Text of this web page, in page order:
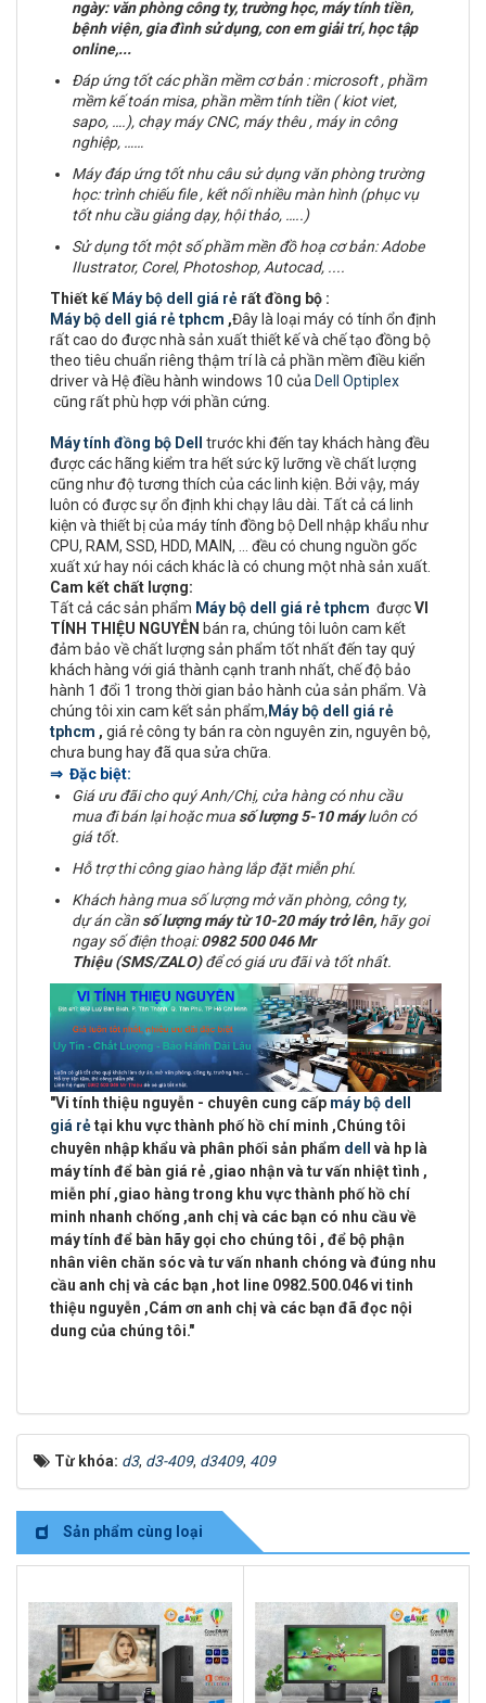
ngày: văn phòng công ty, trường học, máy tính tiền,
bệnh viện, gia đình sử dụng, con em giải trí, học tập
online,...
Đáp ứng tốt các phần mềm cơ bản : microsoft , phầm
mềm kế toán misa, phần mềm tính tiền ( kiot viet,
sapo, ….), chạy máy CNC, máy thêu , máy in công
nghiệp, ……
Máy đáp ứng tốt nhu câu sử dụng văn phòng trường
học: trình chiếu file , kết nối nhiều màn hình (phục vụ
tốt nhu cầu giảng dạy, hội thảo, …..)
Sử dụng tốt một số phầm mền đồ hoạ cơ bản:Adobe
IIustrator, Corel, Photoshop, Autocad, ....
Thiết kế Máy bộ dell giá rẻ rất đồng bộ :
Máy bộ dell giá rẻ tphcm ,Đây là loại máy có tính ổn định
rất cao do được nhà sản xuất thiết kế và chế tạo đồng bộ
theo tiêu chuẩn riêng thậm trí là cả phần mềm điều kiển
driver và Hệ điều hành windows 10 của Dell Optiplex
cũng rất phù hợp với phần cứng.
Máy tính đồng bộ Dell
trước khi đến tay khách hàng đều
được các hãng kiểm tra hết sức kỹ lưỡng về chất lượng
cũng như độ tương thích của các linh kiện. Bởi vậy, máy
luôn có được sự ổn định khi chạy lâu dài. Tất cả cá linh
kiện và thiết bị của máy tính đồng bộ Dell nhập khẩu như
CPU, RAM, SSD, HDD, MAIN, ... đều có chung nguồn gốc
xuất xứ hay nói cách khác là có chung một nhà sản xuất.
Cam kết chất lượng:
Tất cả các sản phẩm Máy bộ dell giá rẻ tphcm đượcVI
TÍNH THIỆU NGUYỄN bán ra, chúng tôi luôn cam kết
đảm bảo về chất lượng sản phẩm tốt nhất đến tay quý
khách hàng với giá thành cạnh tranh nhất, chế độ bảo
hành 1 đổi 1 trong thời gian bảo hành của sản phẩm. Và
chúng tôi xin cam kết sản phẩm, Máy bộ dell giá rẻ
tphcm , giá rẻ công ty bán ra còn nguyên zin, nguyên bộ,
chưa bung hay đã qua sửa chữa.
⇒ Đặc biệt:
Giá ưu đãi cho quý Anh/Chị, cửa hàng có nhu cầu
mua đi bán lại hoặc mua số lượng 5-10 máyluôn có
giá tốt.
Hỗ trợ thi công giao hàng lắp đặt miễn phí.
Khách hàng mua số lượng mở văn phòng, công ty,
dự án cần số lượng máy từ 10-20 máy trở lên, hãy goi
ngay số điện thoại:0982 500 046 Mr
Thiệu (SMS/ZALO)để có giá ưu đãi và tốt nhất.
"Vi tính thiệu nguyễn - chuyên cung cấp máy bộ dell
giá rẻtại khu vựcthành phố hồ chí minh ,Chúng tôi
chuyên nhập khẩu và phân phối sản phẩm dell
và hp là
máy tính để bàn giá rẻ ,giao nhận và tư vấn nhiệt tình ,
miễn phí ,giao hàng trong khu vực thành phố hồ chí
minh nhanh chống ,anh chị và các bạn có nhu cầu về
máy tính để bàn hãy gọi cho chúng tôi , để bộ phận
nhân viên chăn sóc và tư vấn nhanh chóng và đúng nhu
cầu anh chị và các bạn , hot line 0982.500.046 vi tinh
thiệu nguyễn ,Cám ơn anh chị và các bạn đã đọc nội
dung của chúng tôi."
Từ khóa: d3, d3-409, d3409, 409
Sản phẩm cùng loại